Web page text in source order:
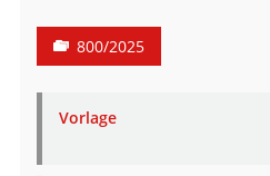
800/2025
Vorlage